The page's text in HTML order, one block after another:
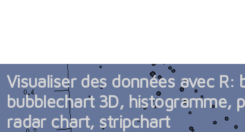
Visualiser des données avec R:
bubblechart 3D, histogramme,
radar chart, stripchart